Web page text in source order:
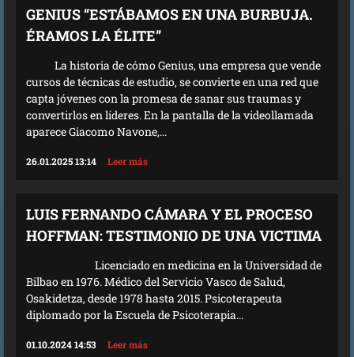
GENIUS “ESTÁBAMOS EN UNA BURBUJA.
ÉRAMOS LA ÉLITE”
La historia de cómo Genius, una empresa que vende
cursos de técnicas de estudio, se convierte en una red que
capta jóvenes con la promesa de sanar sus traumas y
convertirlos en líderes. En la pantalla de la videollamada
aparece Giacomo Navone,...
26.01.2025 13:14 Leer más
LUIS FERNANDO CÁMARA Y EL PROCESO
HOFFMAN: TESTIMONIO DE UNA VICTIMA
Licenciado en medicina en la Universidad de
Bilbao en 1976. Médico del Servicio Vasco de Salud,
Osakidetza, desde 1978 hasta 2015. Psicoterapeuta
diplomado por la Escuela de Psicoterapia...
01.10.2024 14:53 Leer más